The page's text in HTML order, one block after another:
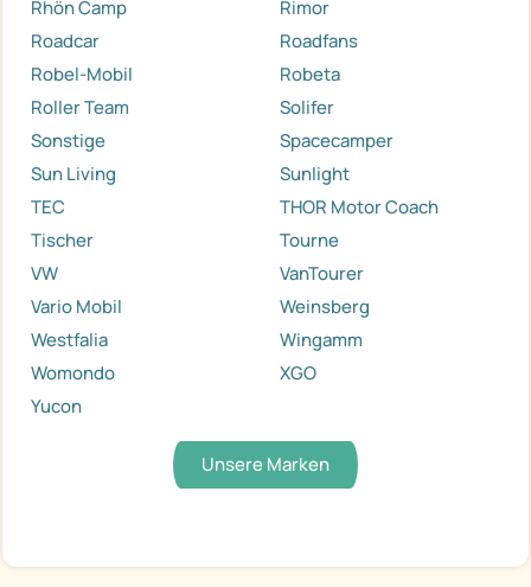
Rhön Camp
Rimor
Roadcar
Roadfans
Robel-Mobil
Robeta
Roller Team
Solifer
Sonstige
Spacecamper
Sun Living
Sunlight
TEC
THOR Motor Coach
Tischer
Tourne
VW
VanTourer
Vario Mobil
Weinsberg
Westfalia
Wingamm
Womondo
XGO
Yucon
Unsere Marken